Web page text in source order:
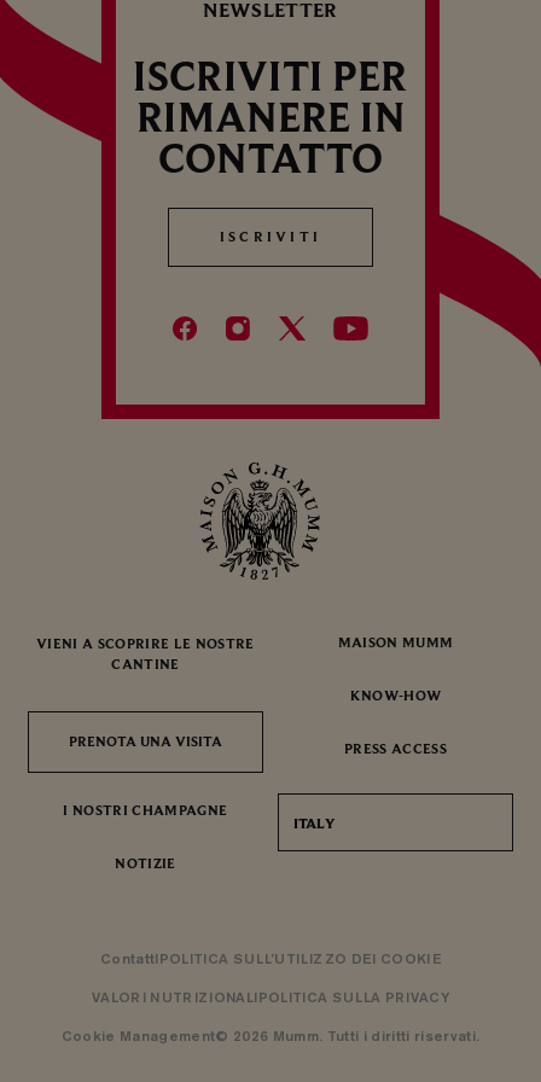
NEWSLETTER
ISCRIVITI PER
RIMANERE IN
CONTATTO
ISCRIVITI
ISCRIVITI
VIENI A SCOPRIRE LE NOSTRE
CANTINE
PRENOTA UNA VISITA
PRENOTA UNA VISITA
I NOSTRI CHAMPAGNE
NOTIZIE
MAISON MUMM
KNOW-HOW
PRESS ACCESS
ITALY
ContattIPOLITICA SULL’UTILIZZO DEI COOKIE
VALORI NUTRIZIONALIPOLITICA SULLA PRIVACY
Cookie Management© 2026 Mumm. Tutti i diritti riservati.